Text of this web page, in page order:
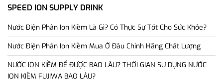
SPEED ION SUPPLY DRINK
Nước Điện Phân Ion Kiềm Là Gì? Có Thực Sự Tốt Cho Sức Khỏe?
Nước Điện Phân Ion Kiềm Mua Ở Đâu Chính Hãng Chất Lượng
NƯỚC ION KIỀM ĐỂ ĐƯỢC BAO LÂU? THỜI GIAN SỬ DỤNG NƯỚC
ION KIỀM FUJIWA BAO LÂU?